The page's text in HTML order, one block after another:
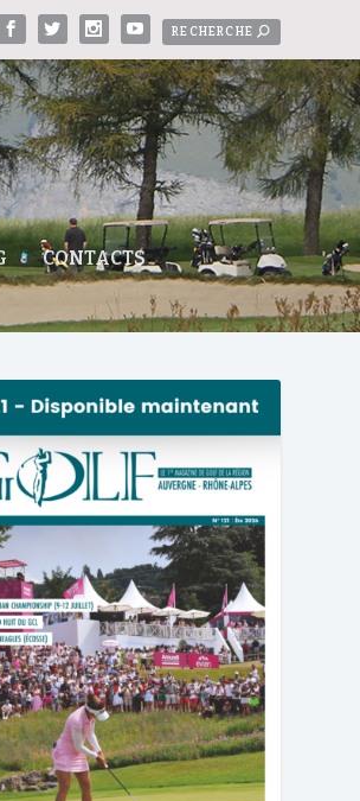
CONTACTS